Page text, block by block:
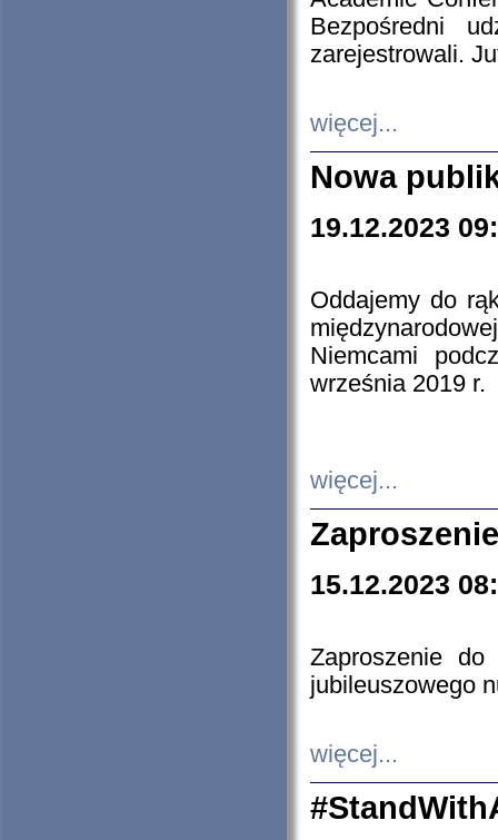
Bezpośredni
zarejestrowali.
więcej...
Nowa
19.12.2023
Oddajemy do
Niemcami
września 2019 r.
więcej...
15.12.2023
Zaproszenie do
jubileuszowego
więcej...